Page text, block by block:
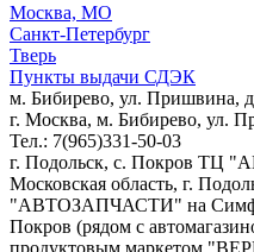
Москва, МО
Санкт-Петербург
Тверь
Пункты выдачи СДЭК
м. Бибирево, ул. Пришвина,
г. Москва, м. Бибирево, ул.
Тел.: 7(965)331-50-03
г. Подольск, c. Покров
Московская область, г.
"АВТОЗАПЧАСТИ" на
Покров (рядом с
продуктовым маркетом